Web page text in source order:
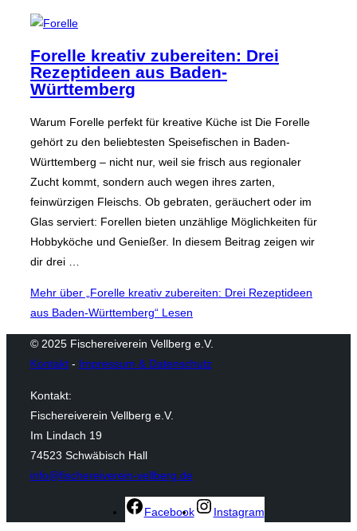
Forelle kreativ zubereiten: Drei
Rezeptideen aus Baden-
Württemberg
Warum Forelle perfekt für kreative Küche ist Die Forelle
gehört zu den beliebtesten Speisefischen in Baden-
Württemberg – nicht nur, weil sie frisch aus regionaler
Zucht kommt, sondern auch wegen ihres zarten,
feinwürzigen Fleischs. Ob gebraten, geräuchert oder im
Glas serviert: Forellen bieten unzählige Möglichkeiten für
Hobbyköche und Genießer. In diesem Beitrag zeigen wir
dir drei …
Mehr über „Forelle kreativ zubereiten: Drei Rezeptideen
aus Baden-Württemberg“ Lesen
© 2025 Fischereiverein Vellberg e.V.
Kontakt - Impressum & Datenschutz
Kontakt:
Fischereiverein Vellberg e.V.
Im Lindach 19
74523 Schwäbisch Hall
info@fischereiverein-vellberg.de
Facebook Instagram